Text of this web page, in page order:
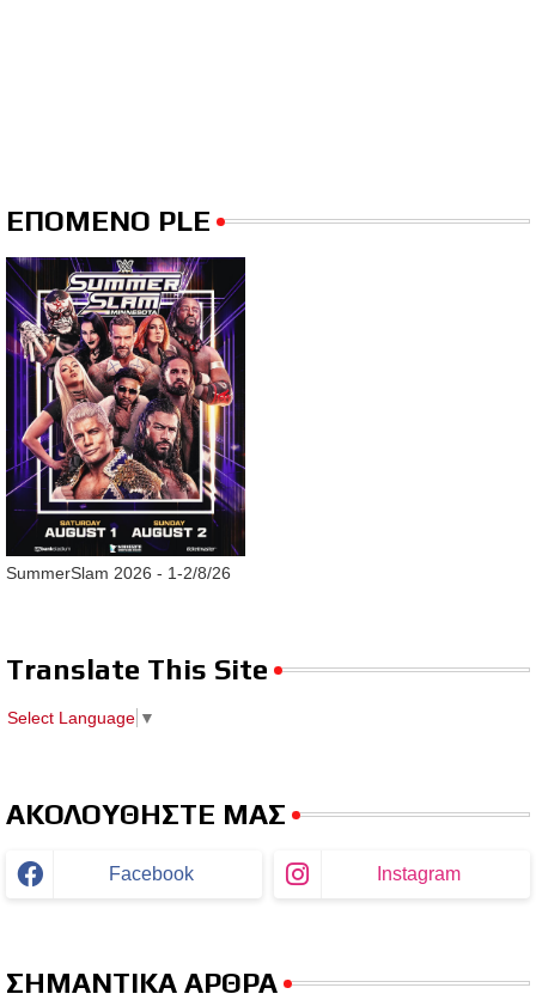
ΕΠΟΜΕΝΟ PLE
SummerSlam 2026 - 1-2/8/26
Translate This Site
Select Language ▼
ΑΚΟΛΟΥΘΗΣΤΕ ΜΑΣ
Facebook Instagram
ΣΗΜΑΝΤΙΚΑ ΑΡΘΡΑ